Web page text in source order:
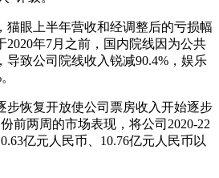
猫眼上半年营收和经调整后的亏损幅
2020年7月之前，国内院线因为公共
导致公司院线收入锐减90.4%，娱乐
步恢复开放使公司票房收入开始逐步
前两周的市场表现，将公司2020-22
亿元人民币、10.76亿元人民币以